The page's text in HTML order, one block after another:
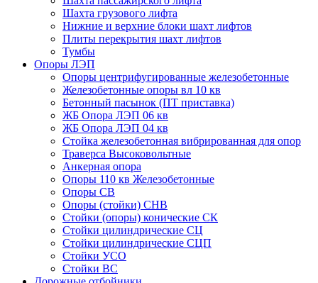
Шахта грузового лифта
Нижние и верхние блоки шахт лифтов
Плиты перекрытия шахт лифтов
Тумбы
Опоры ЛЭП
Опоры центрифугированные железобетонные
Железобетонные опоры вл 10 кв
Бетонный пасынок (ПТ приставка)
ЖБ Опора ЛЭП 06 кв
ЖБ Опора ЛЭП 04 кв
Стойка железобетонная вибрированная для опор
Траверса Высоковольтные
Анкерная опора
Опоры 110 кв Железобетонные
Опоры СВ
Опоры (стойки) СНВ
Стойки (опоры) конические СК
Стойки цилиндрические СЦ
Стойки цилиндрические СЦП
Стойки УСО
Стойки ВС